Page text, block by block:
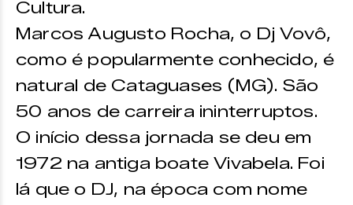
Cultura.
Marcos Augusto Rocha, o Dj Vovô,
como é popularmente conhecido, é
natural de Cataguases (MG). São
50 anos de carreira ininterruptos.
O início dessa jornada se deu em
1972 na antiga boate Vivabela. Foi
lá que o DJ, na época com nome